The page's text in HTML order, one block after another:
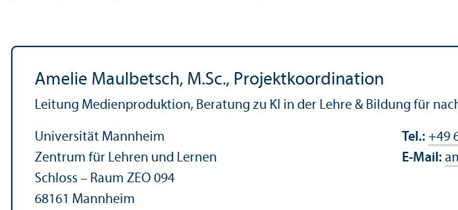
Amelie Maulbetsch, M.Sc., Projektkoordination
Leitung Medienproduktion, Beratung zu KI in der Lehre & Bildung für
Universität Mannheim
Zentrum für Lehren und Lernen
Schloss – Raum ZEO 094
68161 Mannheim
Tel.: +49
E-Mail: